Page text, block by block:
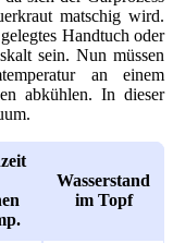
matschig wird.
Handtuch oder
sein. Nun müssen
an einem
abkühlen. In dieser
Wasserstand
im Topf